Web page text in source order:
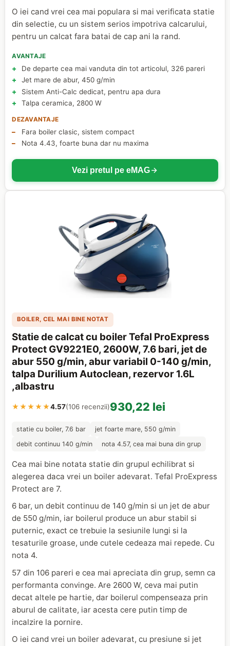
O iei cand vrei cea mai populara si mai verificata statie
din selectie, cu un sistem serios impotriva calcarului,
pentru un calcat fara batai de cap ani la rand.
AVANTAJE
De departe cea mai vanduta din tot articolul, 326 pareri
Jet mare de abur, 450 g/min
Sistem Anti-Calc dedicat, pentru apa dura
Talpa ceramica, 2800 W
DEZAVANTAJE
Fara boiler clasic, sistem compact
Nota 4.43, foarte buna dar nu maxima
Vezi pretul pe eMAG
BOILER, CEL MAI BINE NOTAT
Statie de calcat cu boiler Tefal ProExpress
Protect GV9221E0, 2600W, 7.6 bari, jet de
abur 550 g/min, abur variabil 0-140 g/min,
talpa Durilium Autoclean, rezervor 1.6L
,albastru
★★★★★4.57(106 recenzii)930,22 lei
statie cu boiler, 7.6 bar
jet foarte mare, 550 g/min
debit continuu 140 g/min
nota 4.57, cea mai buna din grup
Cea mai bine notata statie din grupul echilibrat si
alegerea daca vrei un boiler adevarat. Tefal ProExpress
Protect are 7.
6 bar, un debit continuu de 140 g/min si un jet de abur
de 550 g/min, iar boilerul produce un abur stabil si
puternic, exact ce trebuie la sesiunile lungi si la
tesaturile groase, unde cutele cedeaza mai repede. Cu
nota 4.
57 din 106 pareri e cea mai apreciata din grup, semn ca
performanta convinge. Are 2600 W, ceva mai putin
decat altele pe hartie, dar boilerul compenseaza prin
aburul de calitate, iar acesta cere putin timp de
incalzire la pornire.
O iei cand vrei un boiler adevarat, cu presiune si jet